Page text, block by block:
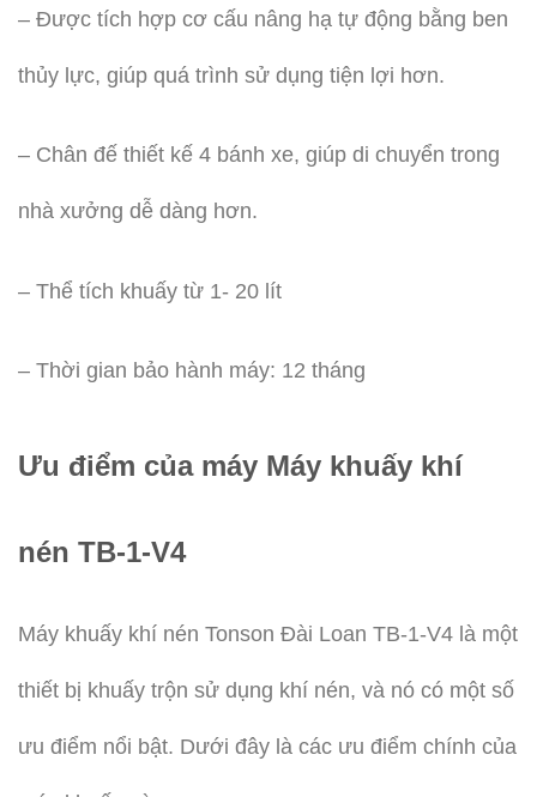
– Được tích hợp cơ cấu nâng hạ tự động bằng ben
thủy lực, giúp quá trình sử dụng tiện lợi hơn.
– Chân đế thiết kế 4 bánh xe, giúp di chuyển trong
nhà xưởng dễ dàng hơn.
– Thể tích khuấy từ 1- 20 lít
– Thời gian bảo hành máy: 12 tháng
Ưu điểm của máy Máy khuấy khí
nén TB-1-V4
Máy khuấy khí nén Tonson Đài Loan TB-1-V4 là một
thiết bị khuấy trộn sử dụng khí nén, và nó có một số
ưu điểm nổi bật. Dưới đây là các ưu điểm chính của